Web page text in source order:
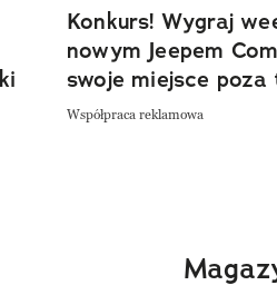
Konkurs! Wygraj
nowym Jeepem
swoje miejsce poza
Współpraca reklamowa